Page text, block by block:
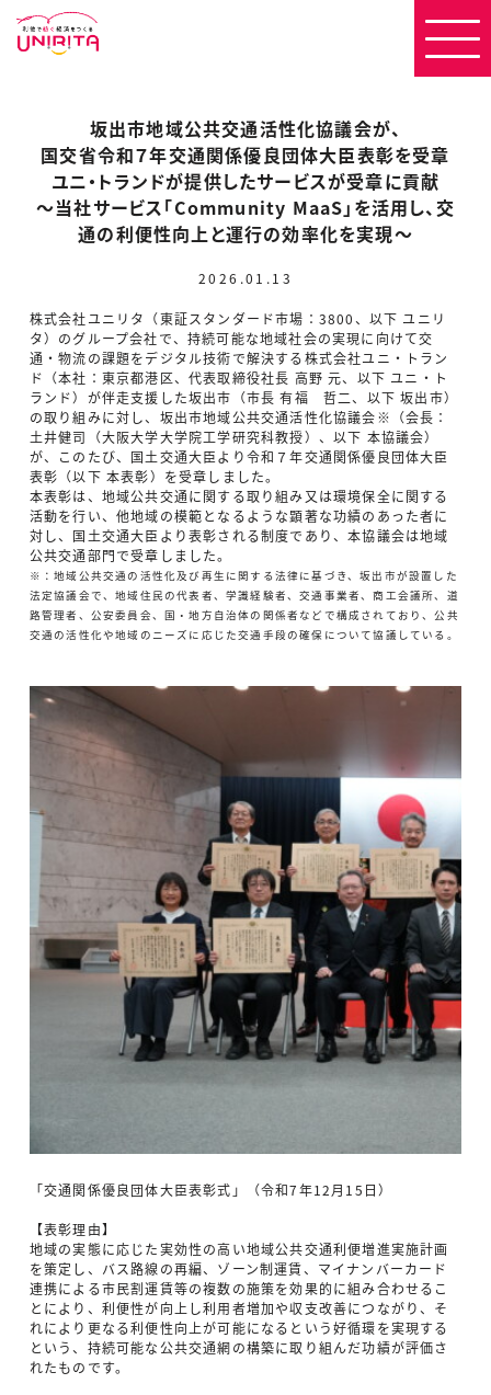
坂出市地域公共交通活性化協議会が、
国交省令和７年交通関係優良団体大臣表彰を受章
ユニ・トランドが提供したサービスが受章に貢献
～当社サービス「Community MaaS」を活用し、交
通の利便性向上と運行の効率化を実現～
2026.01.13
株式会社ユニリタ（東証スタンダード市場：3800、以下 ユニリ
タ）のグループ会社で、持続可能な地域社会の実現に向けて交
通・物流の課題をデジタル技術で解決する株式会社ユニ・トラン
ド（本社：東京都港区、代表取締役社長 高野 元、以下 ユニ・ト
ランド）が伴走支援した坂出市（市長 有福 哲二、以下 坂出市）
の取り組みに対し、坂出市地域公共交通活性化協議会※（会長：
土井健司（大阪大学大学院工学研究科教授）、以下 本協議会）
が、このたび、国土交通大臣より令和７年交通関係優良団体大臣
表彰（以下 本表彰）を受章しました。
本表彰は、地域公共交通に関する取り組み又は環境保全に関する
活動を行い、他地域の模範となるような顕著な功績のあった者に
対し、国土交通大臣より表彰される制度であり、本協議会は地域
公共交通部門で受章しました。
※：地域公共交通の活性化及び再生に関する法律に基づき、坂出市が設置した
法定協議会で、地域住民の代表者、学識経験者、交通事業者、商工会議所、道
路管理者、公安委員会、国・地方自治体の関係者などで構成されており、公共
交通の活性化や地域のニーズに応じた交通手段の確保について協議している。
「交通関係優良団体大臣表彰式」（令和7年12月15日）
【表彰理由】
地域の実態に応じた実効性の高い地域公共交通利便増進実施計画
を策定し、バス路線の再編、ゾーン制運賃、マイナンバーカード
連携による市民割運賃等の複数の施策を効果的に組み合わせるこ
とにより、利便性が向上し利用者増加や収支改善につながり、そ
れにより更なる利便性向上が可能になるという好循環を実現する
という、持続可能な公共交通網の構築に取り組んだ功績が評価さ
れたものです。